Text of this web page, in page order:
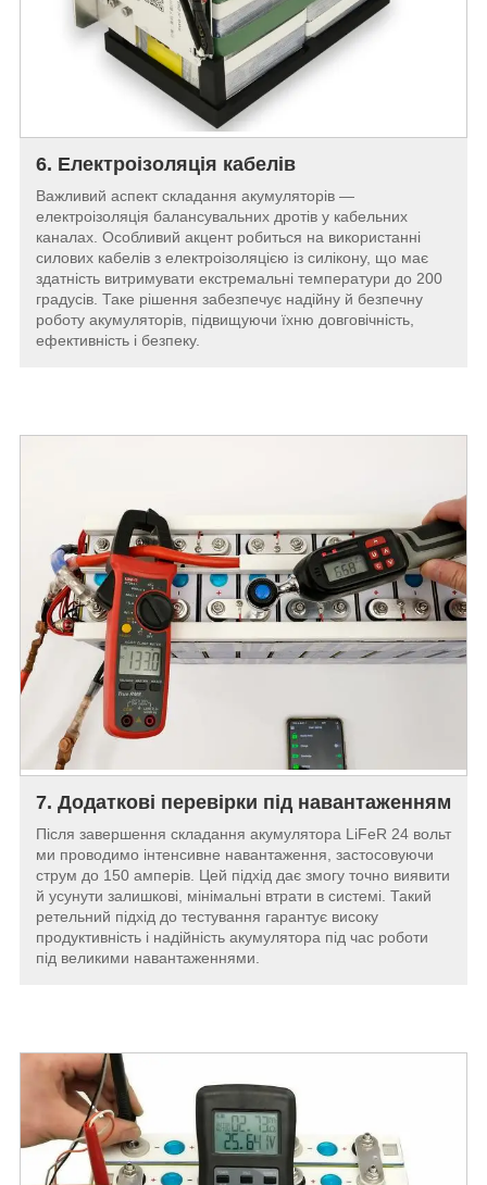
6. Електроізоляція кабелів
Важливий аспект складання акумуляторів —
електроізоляція балансувальних дротів у кабельних
каналах. Особливий акцент робиться на використанні
силових кабелів з електроізоляцією із силікону, що має
здатність витримувати екстремальні температури до 200
градусів. Таке рішення забезпечує надійну й безпечну
роботу акумуляторів, підвищуючи їхню довговічність,
ефективність і безпеку.
7. Додаткові перевірки під навантаженням
Після завершення складання акумулятора LiFeR 24 вольт
ми проводимо інтенсивне навантаження, застосовуючи
струм до 150 амперів. Цей підхід дає змогу точно виявити
й усунути залишкові, мінімальні втрати в системі. Такий
ретельний підхід до тестування гарантує високу
продуктивність і надійність акумулятора під час роботи
під великими навантаженнями.